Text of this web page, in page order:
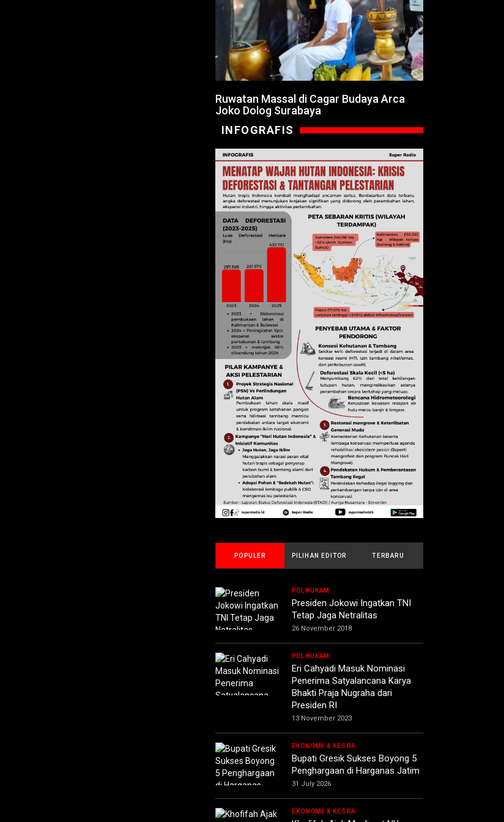
Ruwatan Massal di Cagar Budaya Arca
Joko Dolog Surabaya
INFOGRAFIS
POPULER PILIHAN EDITOR TERBARU
POLHUKAM
Presiden Jokowi Ingatkan TNI
Tetap Jaga Netralitas
26 November 2018
POLHUKAM
Eri Cahyadi Masuk Nominasi
Penerima Satyalancana Karya
Bhakti Praja Nugraha dari
Presiden RI
13 November 2023
EKONOMI & KESRA
Bupati Gresik Sukses Boyong 5
Penghargaan di Harganas Jatim
31 July 2026
EKONOMI & KESRA